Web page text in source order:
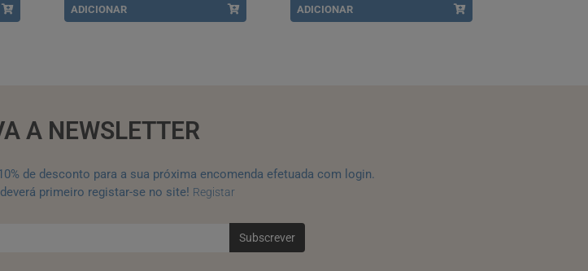
ADICIONAR ADICIONAR
A NEWSLETTER
de desconto para a sua próxima encomenda efetuada com login.
primeiro registar-se no site! Registar
Subscrever